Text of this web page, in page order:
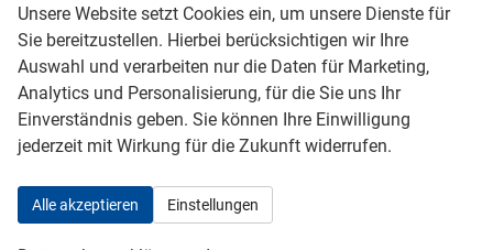
LED-Innenraumbeleuchtung vorne
vorhanden
LED-Innenraumbeleuchtung hinten
vorhanden
LED-Gepäckraumbeleuchtung
vorhanden
Mittelarmlehne vorn mit Ablagefach
Variabler Gepäckraumboden
Verzurösen für Gepäckraumnetz
Unsere Website setzt Cookies ein, um unsere Dienste für
Sie bereitzustellen. Hierbei berücksichtigen wir Ihre
Auswahl und verarbeiten nur die Daten für Marketing,
Analytics und Personalisierung, für die Sie uns Ihr
Einverständnis geben. Sie können Ihre Einwilligung
jederzeit mit Wirkung für die Zukunft widerrufen.
Alle akzeptieren Einstellungen